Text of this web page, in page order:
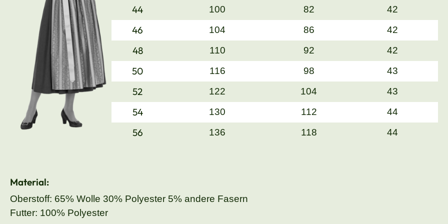
44 100 82 42
46 104 86 42
48 110 92 42
50 116 98 43
52 122 104 43
54 130 112 44
56 136 118 44
Material:
Oberstoff: 65% Wolle 30% Polyester 5% andere Fasern
Futter: 100% Polyester